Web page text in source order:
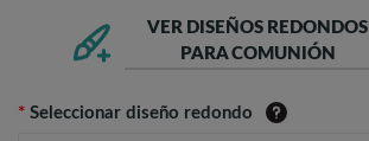
VER DISEÑOS REDONDOS
PARA COMUNIÓN
* Seleccionar diseño redondo